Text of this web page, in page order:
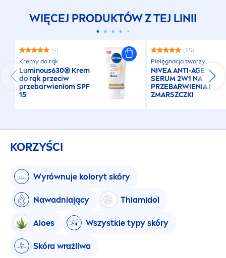
WIĘCEJ PRODUKTÓW Z TEJ LINII
(4)
Kremy do rąk
Luminous630® Krem
do rąk przeciw
przebarwieniom SPF
15
(25)
Pielęgnacja twarzy
NIVEAANTI-AGE
SERUM 2W1 NA
PRZEBARWIENIA I
ZMARSZCZKI
KORZYŚCI
Wyrównuje koloryt skóry
Nawadniający Thiamidol
Aloes Wszystkie typy skóry
Skóra wrażliwa